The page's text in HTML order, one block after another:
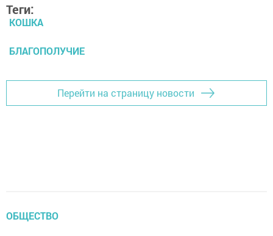
Теги:
КОШКА
БЛАГОПОЛУЧИЕ
Перейти на страницу новости
ОБЩЕСТВО